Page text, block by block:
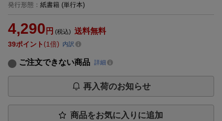
発行形態 ： 紙書籍 (単行本)
4,290 円 (税込) 送料無料
39ポイント 1倍 内訳
ご注文できない商品 詳細
再入荷のお知らせ
商品をお気に入りに追加